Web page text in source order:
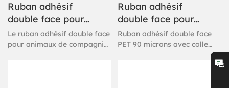
Ruban adhésif
double face pour
animaux de
compagnie rose
Le ruban adhésif double face
pour animaux de compagnie
Ruban adhésif
double face pour
animaux de
compagnie (90
Ruban adhésif double face
PET 90 microns avec colle